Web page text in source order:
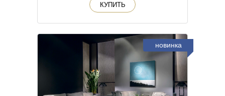
КУПИТЬ
новинка